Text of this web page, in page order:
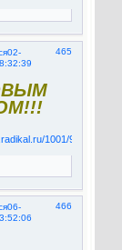
465
02-
466
06-